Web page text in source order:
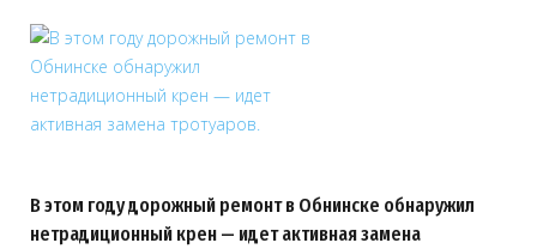
В этом году дорожный ремонт в Обнинске обнаружил
нетрадиционный крен — идет активная замена